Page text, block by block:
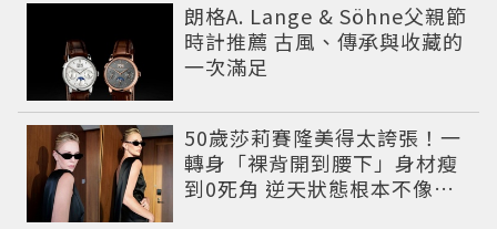
朗格A. Lange & Söhne父親節
時計推薦 古風、傳承與收藏的
一次滿足
50歲莎莉賽隆美得太誇張！一
轉身「裸背開到腰下」身材瘦
到0死角 逆天狀態根本不像年